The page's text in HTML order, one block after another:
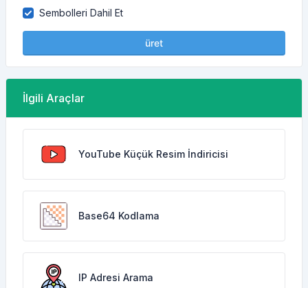
Sembolleri Dahil Et
üret
İlgili Araçlar
YouTube Küçük Resim İndiricisi
Base64 Kodlama
IP Adresi Arama